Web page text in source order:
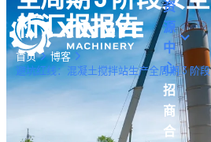
资
源
中
心
招
商
合
析汇报报告
首页
博客
避坑红线：混凝土搅拌站生产全周期 3 阶